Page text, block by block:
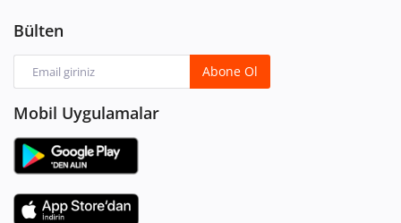
Bülten
Abone Ol
Mobil Uygulamalar